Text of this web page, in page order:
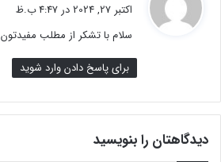
ل
ت
ت
:
اکتبر 27, 2024 در 4:47 ب.ظ
سلام با تشکر از مطلب مفیدتون
برای پاسخ دادن وارد شوید
دیدگاهتان را بنویسید